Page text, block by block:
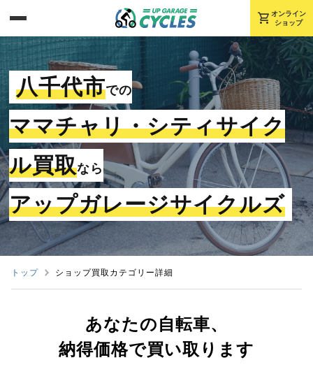
shopping_cart オンライン
ショップ
八千代市での
ママチャリ・シティサイク
ル買取なら
アップガレージサイクルズ
トップ ショップ買取カテゴリー詳細
あなたの自転車、
納得価格で買い取ります